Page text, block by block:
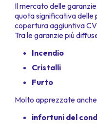
Il mercato delle
quota significativa delle
copertura aggiuntiva
Tra le garanzie più
Incendio
Cristalli
Furto
Molto apprezzate
infortuni del